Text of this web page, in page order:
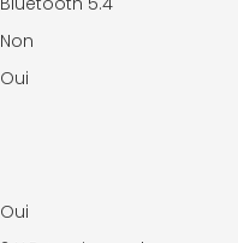
Non
Oui
Oui